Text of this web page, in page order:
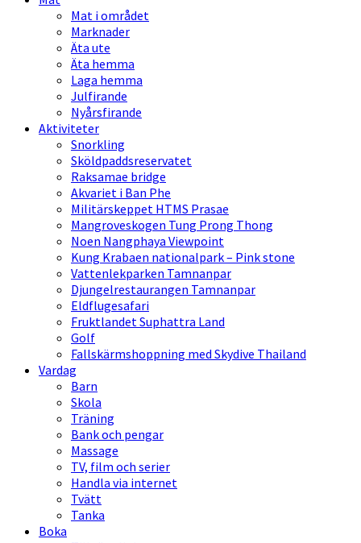
Mat i området
Marknader
Äta ute
Äta hemma
Laga hemma
Julfirande
Nyårsfirande
Aktiviteter
Snorkling
Sköldpaddsreservatet
Raksamae bridge
Akvariet i Ban Phe
Militärskeppet HTMS Prasae
Mangroveskogen Tung Prong Thong
Noen Nangphaya Viewpoint
Kung Krabaen nationalpark – Pink stone
Vattenlekparken Tamnanpar
Djungelrestaurangen Tamnanpar
Eldflugesafari
Fruktlandet Suphattra Land
Golf
Fallskärmshoppning med Skydive Thailand
Vardag
Barn
Skola
Träning
Bank och pengar
Massage
TV, film och serier
Handla via internet
Tvätt
Tanka
Boka